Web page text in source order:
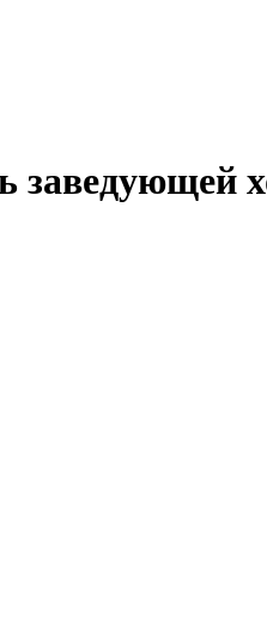
заведующей